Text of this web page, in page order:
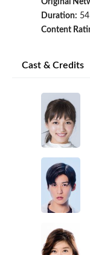
Original
Duration:
Content
Cast & Credits